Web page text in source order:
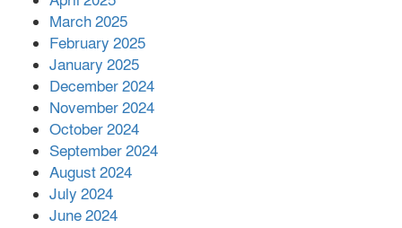
সহায়তা দিলেন সাচিং প্রু জেরী
March 2025
February 2025
January 2025
December 2024
November 2024
October 2024
September 2024
August 2024
July 2024
June 2024